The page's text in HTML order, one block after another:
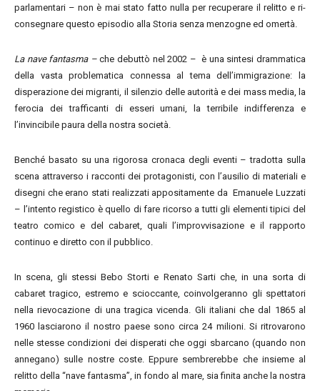
parlamentari – non è mai stato fatto nulla per recuperare il relitto e ri-
consegnare questo episodio alla Storia senza menzogne ed omertà.
La nave fantasma –che debuttò nel 2002 – è una sintesi drammatica
della vasta problematica connessa al tema dell’immigrazione: la
disperazione dei migranti, il silenzio delle autorità e dei mass media, la
ferocia dei trafficanti di esseri umani, la terribile indifferenza e
l’invincibile paura della nostra società.
Benché basato su una rigorosa cronaca degli eventi – tradotta sulla
scena attraverso i racconti dei protagonisti, con l’ausilio di materiali e
disegni che erano stati realizzati appositamente da Emanuele Luzzati
– l’intento registico è quello di fare ricorso a tutti gli elementi tipici del
teatro comico e del cabaret, quali l’improvvisazione e il rapporto
continuo e diretto con il pubblico.
In scena, gli stessi Bebo Storti e Renato Sarti che, in una sorta di
cabaret tragico, estremo e scioccante, coinvolgeranno gli spettatori
nella rievocazione di una tragica vicenda. Gli italiani che dal 1865 al
1960 lasciarono il nostro paese sono circa 24 milioni. Si ritrovarono
nelle stesse condizioni dei disperati che oggi sbarcano (quando non
annegano) sulle nostre coste. Eppure sembrerebbe che insieme al
relitto della “nave fantasma”, in fondo al mare, sia finita anche la nostra